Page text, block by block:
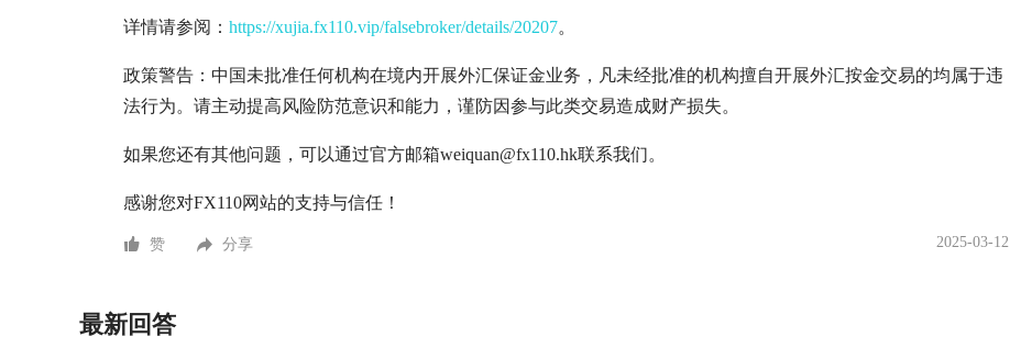
详情请参阅： https://xujia.fx110.vip/falsebroker/details/20207。
政策警告：中国未批准任何机构在境内开展外汇保证金业务，凡未经批准的机构擅自开展外汇按金交易的均属于违
法行为。请主动提高风险防范意识和能力，谨防因参与此类交易造成财产损失。
如果您还有其他问题，可以通过官方邮箱weiquan@fx110.hk联系我们。
感谢您对FX110网站的支持与信任！
赞 分享 2025-03-12
最新回答